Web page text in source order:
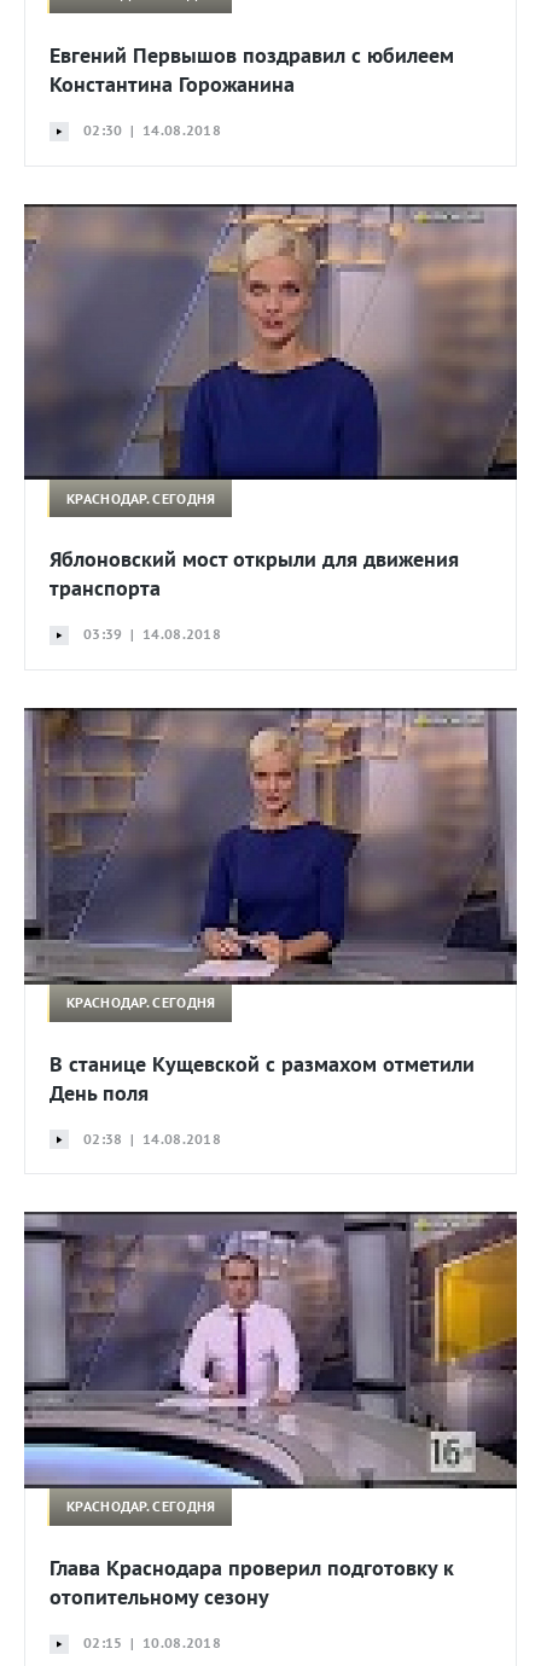
Евгений Первышов поздравил с юбилеем
Константина Горожанина
02:30 | 14.08.2018
КРАСНОДАР. СЕГОДНЯ
Яблоновский мост открыли для движения
транспорта
03:39 | 14.08.2018
КРАСНОДАР. СЕГОДНЯ
В станице Кущевской с размахом отметили
День поля
02:38 | 14.08.2018
КРАСНОДАР. СЕГОДНЯ
Глава Краснодара проверил подготовку к
отопительному сезону
02:15 | 10.08.2018